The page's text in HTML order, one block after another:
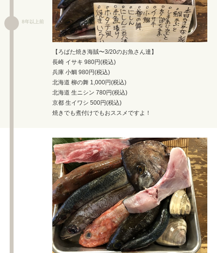
8年以上前
【ろばた焼き海賊〜3/20のお魚さん達】
長崎 イサキ 980円(税込)
兵庫 小鯛 980円(税込)
北海道 柳の舞 1,000円(税込)
北海道 生ニシン 780円(税込)
京都 生イワシ 500円(税込)
焼きでも煮付けでもおススメですよ！